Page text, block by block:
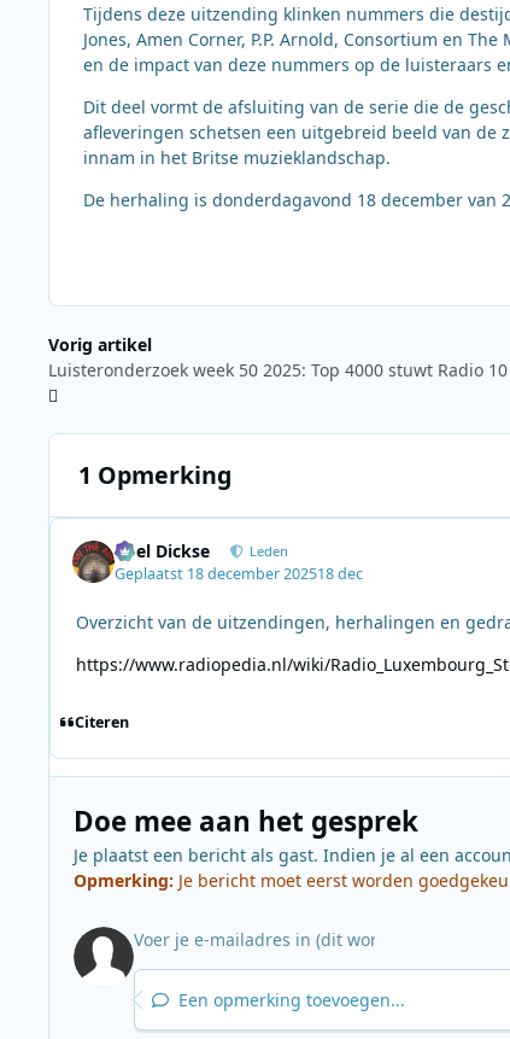
Tijdens deze uitzending klinken nummers die
Jones, Amen Corner, P.P. Arnold, Consortium en
en de impact van deze nummers op de luisteraars
Dit deel vormt de afsluiting van de serie die de
afleveringen schetsen een uitgebreid beeld van
innam in het Britse muzieklandschap.
De herhaling is donderdagavond 18 december van
Vorig artikel
1 Opmerking
Roel Dickse Leden
Geplaatst 18 december 202518 dec
Overzicht van de uitzendingen, herhalingen en
https://www.radiopedia.nl/wiki/
Citeren
Doe mee aan het gesprek
Je plaatst een bericht als gast. Indien je al een
Opmerking: Je bericht moet eerst worden
Een opmerking toevoegen...